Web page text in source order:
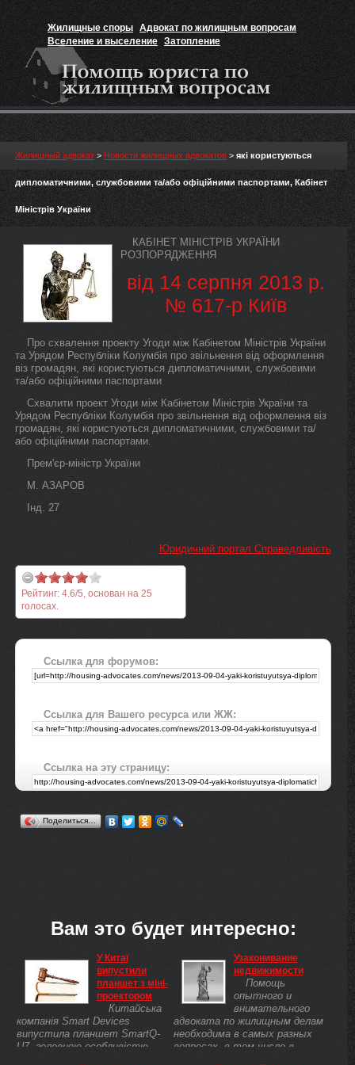
Жилищные споры Адвокат по жилищным вопросам
Вселение и выселение Затопление
Признание прав на жильё
Жилищный адвокат > Новости жилищных адвокатов > які користуються
дипломатичними, службовими та/або офіційними паспортами, Кабінет
Міністрів України
КАБІНЕТ МІНІСТРІВ УКРАЇНИ
РОЗПОРЯДЖЕННЯ
від 14 серпня 2013 р.
№ 617-р Київ
Про схвалення проекту Угоди між Кабінетом Міністрів України
та Урядом Республіки Колумбія про звільнення від оформлення
віз громадян, які користуються дипломатичними, службовими
та/або офіційними паспортами
Схвалити проект Угоди між Кабінетом Міністрів України та
Урядом Республіки Колумбія про звільнення від оформлення віз
громадян, які користуються дипломатичними, службовими та/
або офіційними паспортами.
Прем'єр-міністр України
М. АЗАРОВ
Інд. 27
Юридичний портал Справедливість
Рейтинг: 4.6/5, основан на 25
голосах.
Ссылка для форумов:
Ссылка для Вашего ресурса или ЖЖ:
Ссылка на эту страницу:
Поделиться…
Вам это будет интересно:
У Китаї
випустили
планшет з міні-
проектором
Китайська
компанія Smart Devices
випустила планшет SmartQ-
U7, головною особливістю
Узаконивание
недвижимости
Помощь
опытного и
внимательного
адвоката по жилищным делам
необходима в самых разных
вопросах, в том числе в